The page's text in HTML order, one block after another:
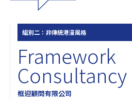
組別二：非傳統港漫風格
Framework
框迎顧問有限公司